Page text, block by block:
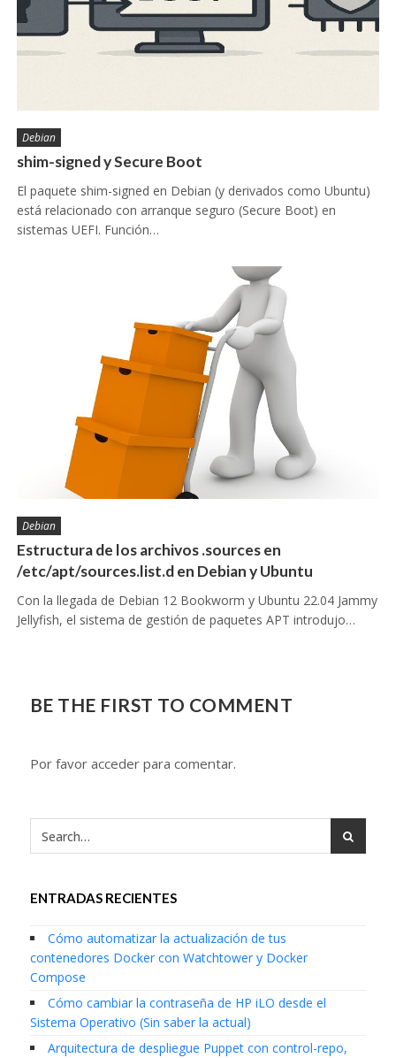
Debian
shim-signed y Secure Boot
El paquete shim-signed en Debian (y derivados como Ubuntu)
está relacionado con arranque seguro (Secure Boot) en
sistemas UEFI. Función…
Debian
Estructura de los archivos .sources en
/etc/apt/sources.list.d en Debian y Ubuntu
Con la llegada de Debian 12 Bookworm y Ubuntu 22.04 Jammy
Jellyfish, el sistema de gestión de paquetes APT introdujo…
BE THE FIRST TO COMMENT
Por favor acceder para comentar.
ENTRADAS RECIENTES
Cómo automatizar la actualización de tus
contenedores Docker con Watchtower y Docker
Compose
Cómo cambiar la contraseña de HP iLO desde el
Sistema Operativo (Sin saber la actual)
Arquitectura de despliegue Puppet con control-repo,